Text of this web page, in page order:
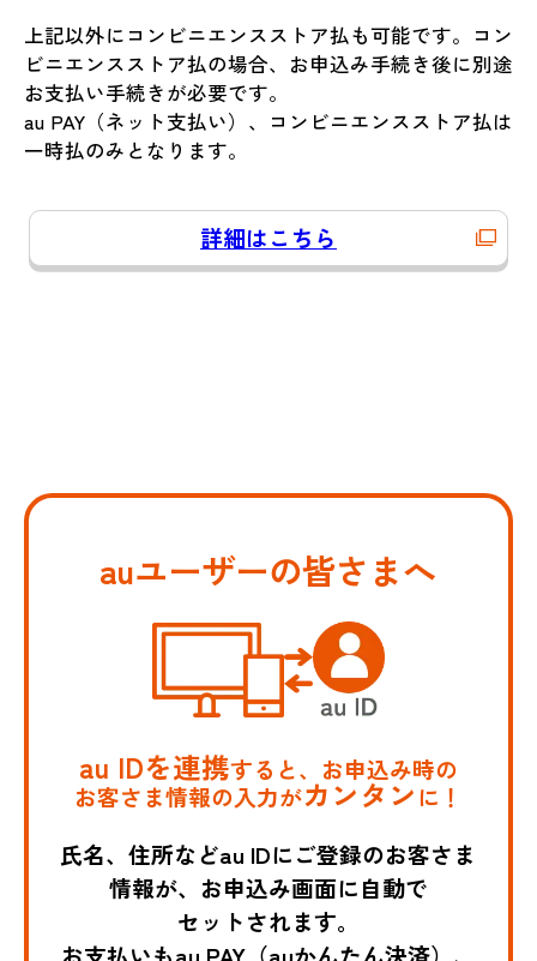
上記以外にコンビニエンスストア払も可能です。コン
ビニエンスストア払の場合、お申込み手続き後に別途
お支払い手続きが必要です。
au PAY（ネット支払い）、コンビニエンスストア払は
一時払のみとなります。
詳細はこちら
auユーザーの皆さまへ
au IDを連携すると、お申込み時の
お客さま情報の入力がカンタンに！
氏名、住所などau IDにご登録のお客さま
情報が、お申込み画面に自動で
セットされます。
お支払いもau PAY（auかんたん決済）、